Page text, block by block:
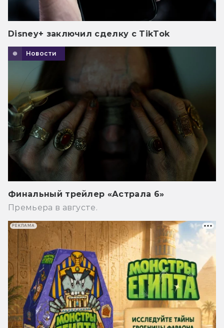
Disney+ заключил сделку с TikTok
Новости
Финальный трейлер «Астрала 6»
Премьера в августе.
РЕКЛАМА